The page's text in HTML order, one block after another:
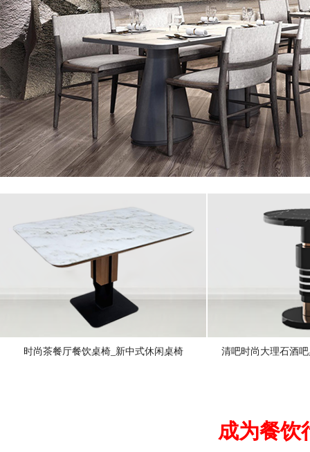
时尚茶餐厅餐饮桌椅_新中式休闲桌椅 清吧时尚大理石酒
成为餐饮